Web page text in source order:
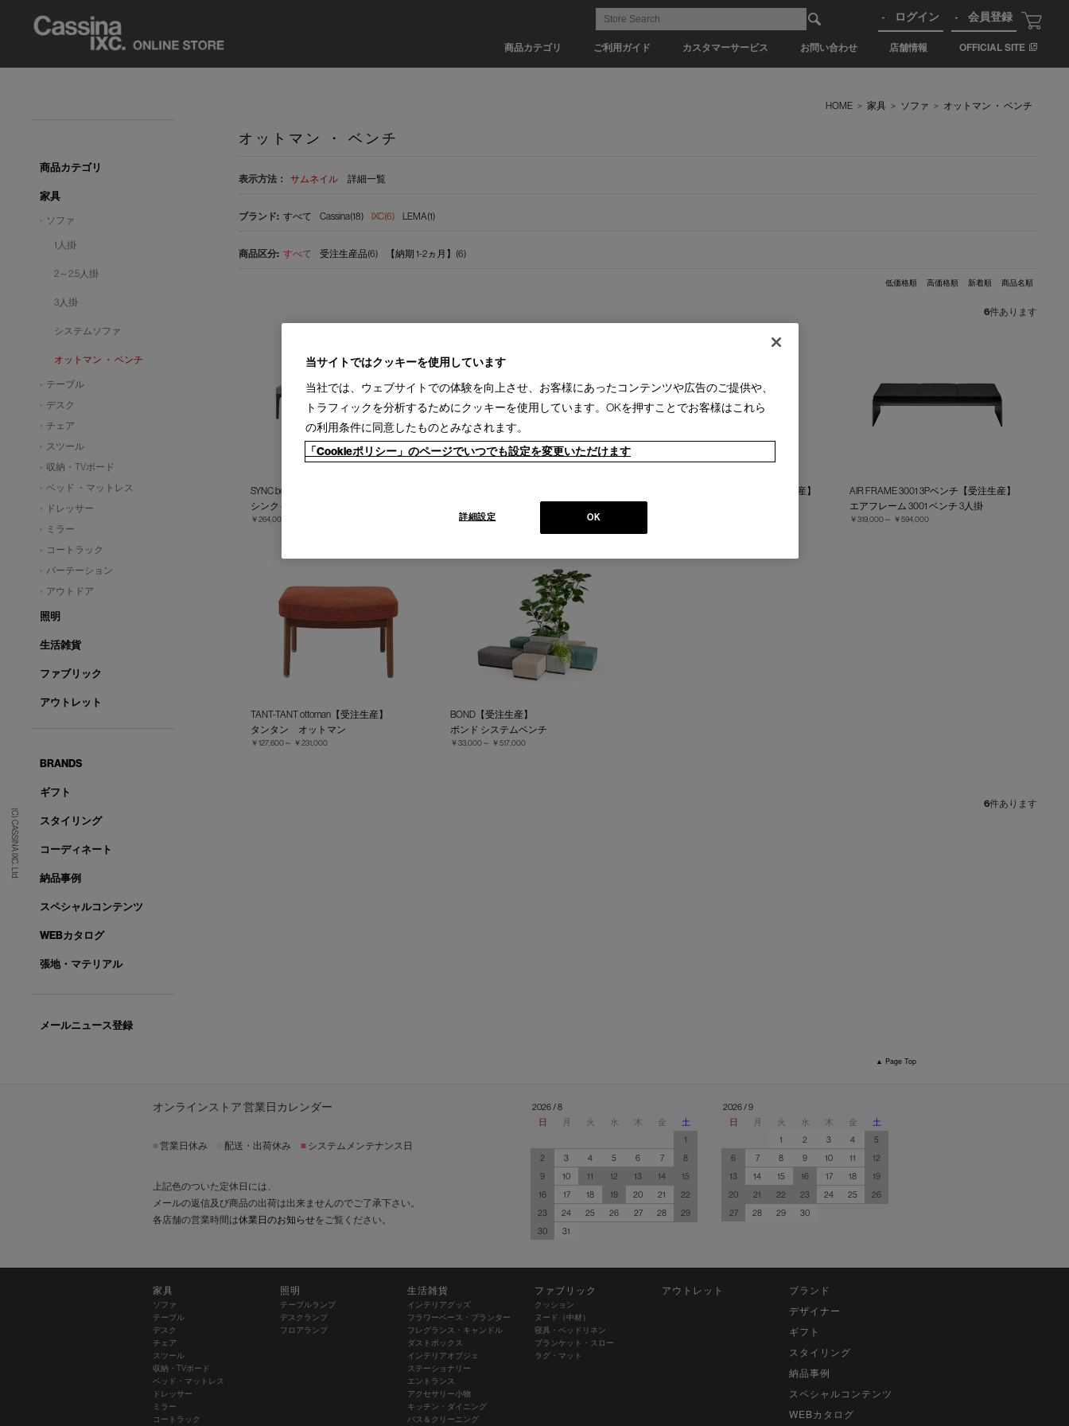
商品カテゴリ ご利用ガイド カスタマーサービス お問い合わせ 店舗情報 OFFICIAL SITE
ログイン 会員登録
(C) CASSINA IXC. Ltd.
HOME > 家具 > ソファ > オットマン ・ ベンチ
オットマン ・ ベンチ
表示方法： サムネイル 詳細一覧
すべて Cassina(18) IXC(6) LEMA(1)
すべて 受注生産品(6) 【納期 1-2ヵ月】(6)
低価格順 高価格順 新着順 商品名順
6件あります
SYNC bench【受注生産】
シンク ベンチ
￥264,000～
グラブ ラージ ソファ オットマン
￥310,200～￥649,000
AIR FRAME 3001 2Pベンチ【受注生産】
AIR FRAME 3001 3Pベンチ【受注生産】
エアフレーム 3001 ベンチ 3人掛
￥319,000～ ￥594,000
TANT-TANT ottoman【受注生産】
タンタン オットマン
￥127,600～ ￥231,000
BOND【受注生産】
ボンド システムベンチ
￥33,000～ ￥517,000
6件あります
商品カテゴリ
家具
ソファ
1人掛
2～2.5人掛
3人掛
システムソファ
オットマン ・ ベンチ
テーブル
デスク
チェア
スツール
収納・TVボード
ベッド ・マットレス
ドレッサー
ミラー
コートラック
パーテーション
アウトドア
照明
生活雑貨
ファブリック
アウトレット
BRANDS
ギフト
スタイリング
コーディネート
納品事例
スペシャルコンテンツ
WEBカタログ
張地・マテリアル
メールニュース登録
▲ Page Top
オンラインストア 営業日カレンダー
営業日休み 配送・出荷休み ■ システムメンテナンス日
上記色のついた定休日には、
メールの返信及び商品の出荷は出来ませんのでご了承下さい。
各店舗の営業時間は休業日のお知らせをご覧ください。
2026 / 8
日
月 火 水 木 金
土
1
2
3 4 5 6 7
8
9
10 11 12 13 14
15
16
17 18 19 20 21
22
23
24 25 26 27 28
29
30
31
2026 / 9
日
月 火 水 木 金
土
1
2 3 4
5
6
7 8 9 10 11
12
13
14 15 16 17 18
19
20
21 22 23 24 25
26
27
28 29 30
家具
ソファ
テーブル
デスク
チェア
スツール
収納・TVボード
ベッド・マットレス
ドレッサー
ミラー
コートラック
照明
テーブルランプ
デスクランプ
フロアランプ
生活雑貨
インテリアグッズ
フラワーベース・プランター
フレグランス・キャンドル
ダストボックス
インテリアオブジェ
ステーショナリー
エントランス
アクセサリー小物
キッチン・ダイニング
バス＆クリーニング
ファブリック
クッション
ヌード（中材）
寝具・ベッドリネン
ブランケット・スロー
ラグ・マット
アウトレット
ブランド
デザイナー
ギフト
スタイリング
納品事例
スペシャルコンテンツ
WEBカタログ
当サイトではクッキーを使用しています
当社では、ウェブサイトでの体験を向上させ、お客様にあったコンテンツや広告のご提供や、
トラフィックを分析するためにクッキーを使用しています。OKを押すことでお客様はこれら
の利用条件に同意したものとみなされます。
「Cookieポリシー」のページでいつでも設定を変更いただけます
OK
詳細設定